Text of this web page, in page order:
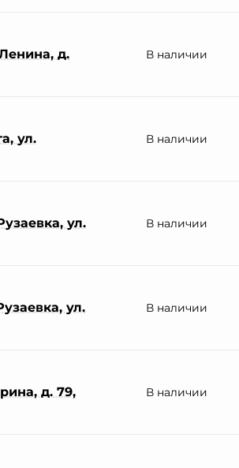
д.
В наличии
ул.
В наличии
ул.
В наличии
ул.
В наличии
д. 79,
В наличии